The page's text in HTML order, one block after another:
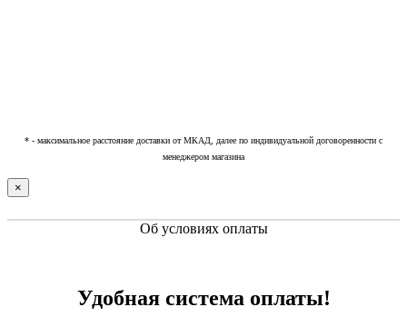
* - максимальное расстояние доставки от МКАД, далее по индивидуальной договоренности с
менеджером магазина
×
Об условиях оплаты
Удобная система оплаты!